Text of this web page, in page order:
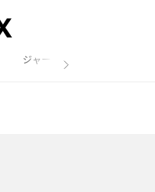
ジャーナル